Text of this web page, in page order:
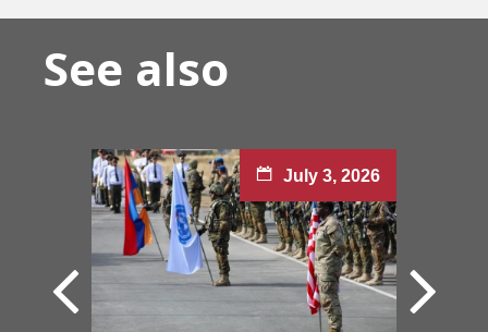
See also
July 3, 2026